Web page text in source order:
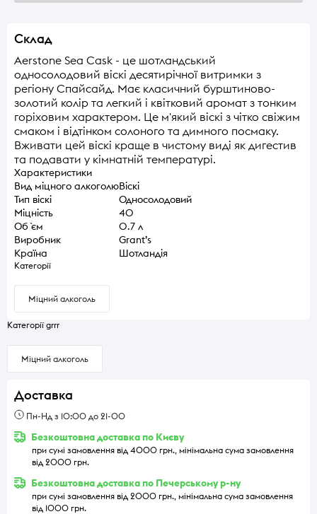
Склад
Aerstone Sea Cask - це шотландський
односолодовий віскі десятирічної витримки з
регіону Спайсайд. Має класичний бурштиново-
золотий колір та легкий і квітковий аромат з тонким
горіховим характером. Це м'який віскі з чітко свіжим
смаком і відтінком солоного та димного посмаку.
Вживати цей віскі краще в чистому виді як дигестив
та подавати у кімнатній температурі.
Характеристики
Вид міцного алкоголюВіскі
Тип віскі
Односолодовий
Міцність
40
Об `єм
0.7 л
Виробник
Grant’s
Країна
Шотландія
Категорії
Міцний алкоголь
Категорії grrr
Міцний алкоголь
Доставка
Пн-Нд з 10:00 до 21-00
Безкоштовна доставка по Києву
при сумі замовлення від 4000 грн., мінімальна сума замовлення
від 2000 грн.
Безкоштовна доставка по Печерському р-ну
при сумі замовлення від 2000 грн., мінімальна сума замовлення
від 1000 грн.